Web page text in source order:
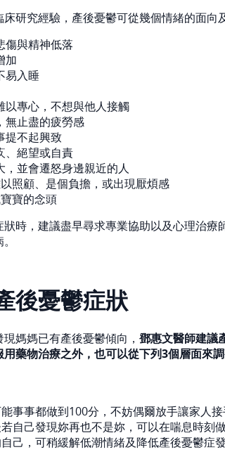
研究經驗，產後憂鬱可從幾個情緒的面向
傷與精神低落
加
易入睡
以專心，不想與他人接觸
無止盡的疲勞感
提不起興致
、絕望或自責
，並會遷怒身邊親近的人
照顧、是個負擔，或出現厭煩感
寶的念頭
時，建議盡早尋求專業協助以及心理治療
後憂鬱症狀
媽媽已有產後憂鬱傾向， 鄧惠文醫師建議
藥物治療之外，也可以從下列3個層面來
事事都做到100分，不妨偶爾放手讓家人
自己發現妳再也不是妳，可以在喘息時刻
己，可稍緩解低潮情緒及降低產後憂鬱症發